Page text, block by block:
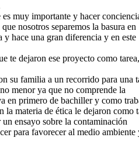
muy importante y hacer
nosotros separemos la basura en
hace una gran diferencia y en este
te dejaron ese proyecto como
su familia a un recorrido para una
menor ya que no comprende la
en primero de bachiller y como
la materia de ética le dejaron como
ensayo sobre la contaminación
para favorecer al medio ambiente